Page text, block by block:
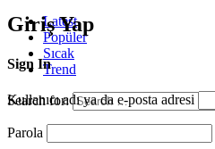
Latest
Popüler
Sıcak
Trend
Search for:
Giriş Yap
Sign In
Kullanıcı adı ya da e-posta adresi
Parola